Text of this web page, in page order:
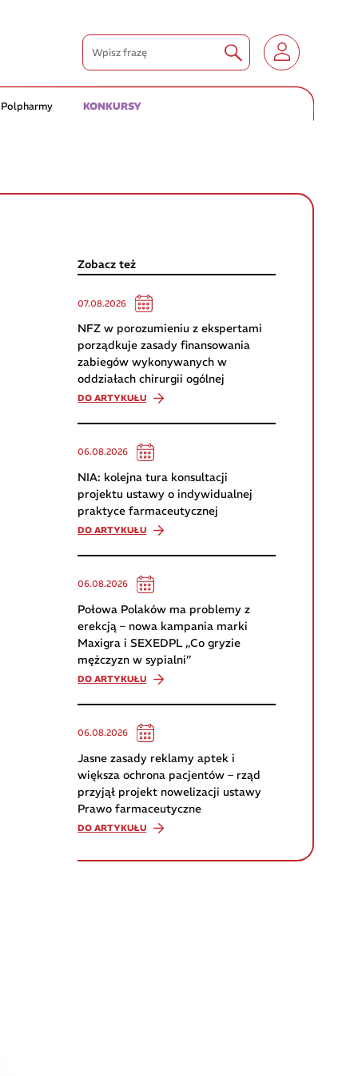
KONKURSY
Zobacz też
07.08.2026
NFZ w porozumieniu z ekspertami
porządkuje zasady finansowania
zabiegów wykonywanych w
oddziałach chirurgii ogólnej
DO ARTYKUŁU
06.08.2026
NIA: kolejna tura konsultacji
projektu ustawy o indywidualnej
praktyce farmaceutycznej
DO ARTYKUŁU
06.08.2026
Połowa Polaków ma problemy z
erekcją – nowa kampania marki
Maxigra i SEXEDPL „Co gryzie
mężczyzn w sypialni”
DO ARTYKUŁU
06.08.2026
Jasne zasady reklamy aptek i
większa ochrona pacjentów – rząd
przyjął projekt nowelizacji ustawy
Prawo farmaceutyczne
DO ARTYKUŁU